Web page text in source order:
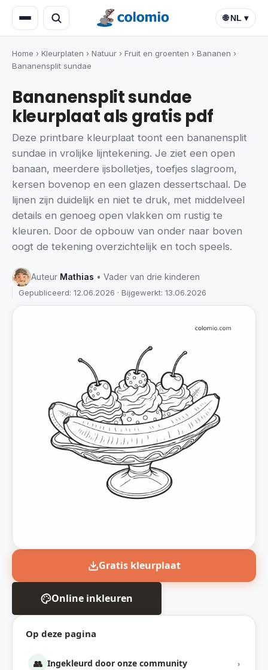
🌐 NL ▾
Home › Kleurplaten › Natuur › Fruit en groenten › Bananen ›
Bananensplit sundae
Bananensplit sundae
kleurplaat als gratis pdf
Deze printbare kleurplaat toont een bananensplit
sundae in vrolijke lijntekening. Je ziet een open
banaan, meerdere ijsbolletjes, toefjes slagroom,
kersen bovenop en een glazen dessertschaal. De
lijnen zijn duidelijk en niet te druk, met middelveel
details en genoeg open vlakken om rustig te
kleuren. Door de opbouw van onder naar boven
oogt de tekening overzichtelijk en toch speels.
Auteur Mathias • Vader van drie kinderen
Gepubliceerd: 12.06.2026 · Bijgewerkt: 13.06.2026
Op deze pagina
👥 Ingekleurd door onze community ›
Gratis kleurplaat
Online inkleuren